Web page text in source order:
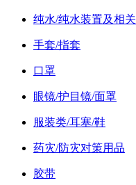
纯水/纯水装置及相关
手套/指套
口罩
眼镜/护目镜/面罩
服装类/耳塞/鞋
药灾/防灾对策用品
胶带